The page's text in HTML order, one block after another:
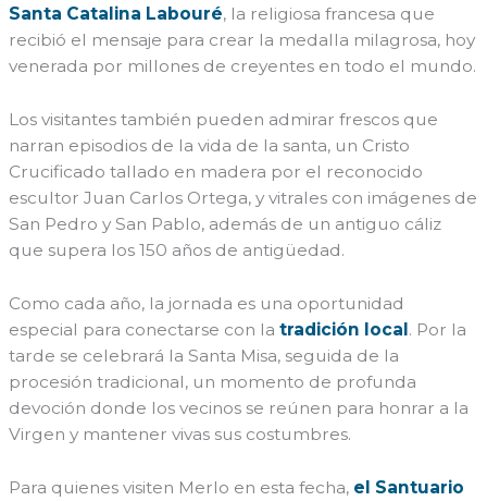
Santa Catalina Labouré, la religiosa francesa que
recibió el mensaje para crear la medalla milagrosa, hoy
venerada por millones de creyentes en todo el mundo.
Los visitantes también pueden admirar frescos que
narran episodios de la vida de la santa, un Cristo
Crucificado tallado en madera por el reconocido
escultor Juan Carlos Ortega, y vitrales con imágenes de
San Pedro y San Pablo, además de un antiguo cáliz
que supera los 150 años de antigüedad.
Como cada año, la jornada es una oportunidad
especial para conectarse con latradición local. Por la
tarde se celebrará la Santa Misa, seguida de la
procesión tradicional, un momento de profunda
devoción donde los vecinos se reúnen para honrar a la
Virgen y mantener vivas sus costumbres.
Para quienes visiten Merlo en esta fecha, el Santuario